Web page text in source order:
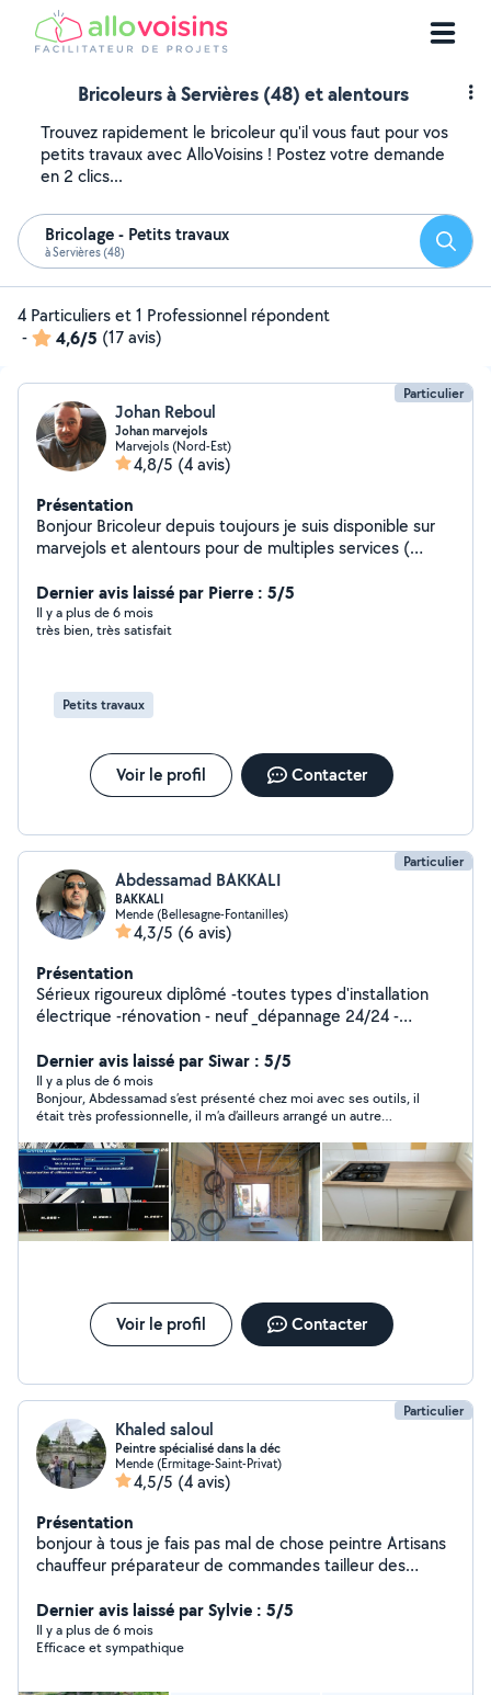
Bricoleurs à Servières (48) et alentours
Trouvez rapidement le bricoleur qu'il vous faut pour vos
petits travaux avec AlloVoisins ! Postez votre demande
en 2 clics...
Bricolage - Petits travaux
à Servières (48)
4 Particuliers et 1 Professionnel répondent
-
4,6/5 (17 avis)
Particulier
Johan Reboul
Johan marvejols
Marvejols (Nord-Est)
4,8/5 (4 avis)
Présentation
Bonjour Bricoleur depuis toujours je suis disponible sur
marvejols et alentours pour de multiples services (
N'hésitez pas à me contacter pour en savoir plus Johan
Dernier avis laissé par Pierre : 5/5
Il y a plus de 6 mois
très bien, très satisfait
Petits travaux
Voir le profil Contacter
Particulier
Abdessamad BAKKALI
BAKKALI
Mende (Bellesagne-Fontanilles)
4,3/5 (6 avis)
Présentation
Sérieux rigoureux diplômé -toutes types d'installation
électrique -rénovation - neuf _dépannage 24/24 -
vidéosurveillance -montage de toutes types de cuisines
Dernier avis laissé par Siwar : 5/5
Il y a plus de 6 mois
Bonjour, Abdessamad s’est présenté chez moi avec ses outils, il
était très professionnelle, il m’a d’ailleurs arrangé un autre
bonne éducation. Je recommande.
Voir le profil Contacter
Particulier
Khaled saloul
Peintre spécialisé dans la déc
Mende (Ermitage-Saint-Privat)
4,5/5 (4 avis)
Présentation
bonjour à tous je fais pas mal de chose peintre Artisans
chauffeur préparateur de commandes tailleur des
domicile coiffeur à domicile montage est démontage
des meubles bricolage nettoyage des voitures
Dernier avis laissé par Sylvie : 5/5
Il y a plus de 6 mois
Efficace et sympathique